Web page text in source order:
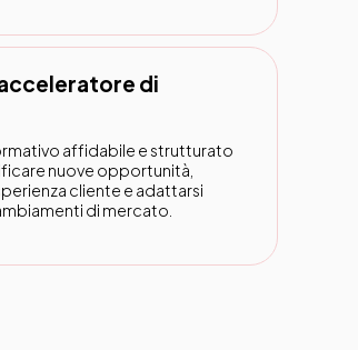
di
affidabile e strutturato
nuove opportunità,
cliente e adattarsi
di mercato.